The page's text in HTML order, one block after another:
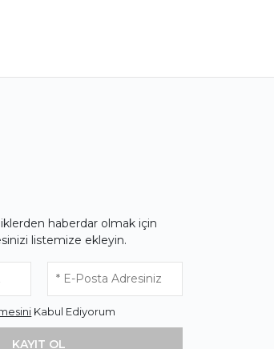
haberdar olmak için
listemize ekleyin.
Kabul Ediyorum